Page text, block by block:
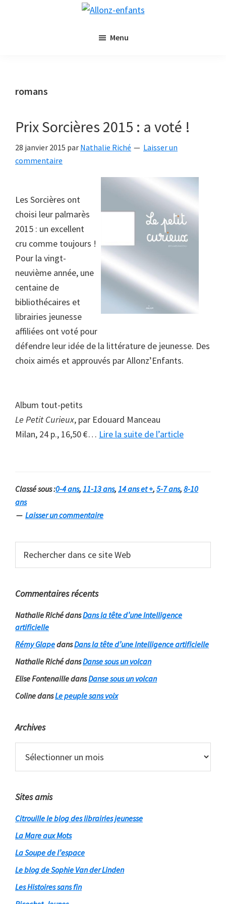
de
Riché
Menu
romans
Prix Sorcières 2015 : a voté !
28 janvier 2015 par Nathalie Riché
Laisser un
commentaire
Les Sorcières ont
choisi leur palmarès
2015 : un excellent
cru comme toujours !
Pour la vingt-
neuvième année, une
centaine de
bibliothécaires et
librairies jeunesse
affiliées ont voté pour
défendre leur idée de la littérature de jeunesse. Des
choix aimés et approuvés par Allonz’Enfants.
Album tout-petits
Le Petit Curieux, par Edouard Manceau
Milan, 24 p., 16,50 €… Lire la suite de l’articleà
:
Classé sous :0-4 ans, 11-13 ans, 14 ans et +, 5-7 ans, 8-10
ans
Laisser un commentaire
Barre
latérale
dans
Web
Commentaires récents
Nathalie RichédansDans la tête d’une Intelligence
artificielle
Rémy GlapedansDans la tête d’une Intelligence artificielle
Nathalie RichédansDanse sous un volcan
Elise FontenailledansDanse sous un volcan
ColinedansLe peuple sans voix
Archives
Sites amis
Citrouille le blog des librairies jeunesse
La Mare aux Mots
La Soupe de l’espace
Le blog de Sophie Van der Linden
Les Histoires sans fin